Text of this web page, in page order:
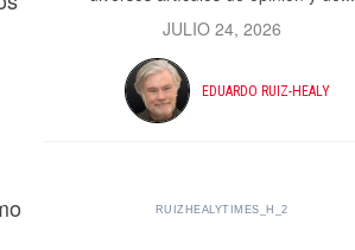
JULIO 24, 2026
EDUARDO RUIZ-HEALY
RUIZHEALYTIMES_H_2